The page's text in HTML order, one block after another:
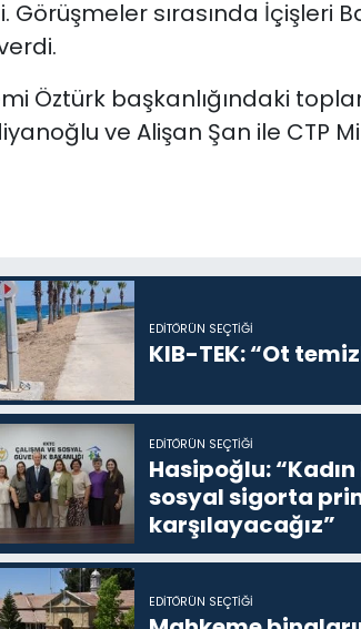
Görüşmeler sırasında İçişleri
Öztürk başkanlığındaki
ve Alişan Şan ile CTP
EDITÖRÜN SEÇTIĞI
KIB-TEK: “Ot
EDITÖRÜN SEÇTIĞI
Hasipoğlu:
sosyal sigorta
karşılayacağız”
EDITÖRÜN SEÇTIĞI